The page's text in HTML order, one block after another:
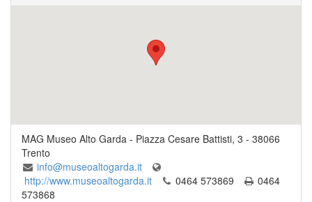
MAG Museo Alto Garda - Piazza Cesare Battisti, 3 - 38066
Trento
info@museoaltogarda.it
http://www.museoaltogarda.it
0464 573869
0464
573868